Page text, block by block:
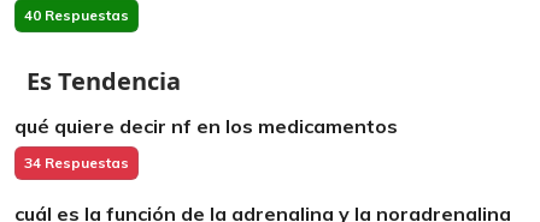
40 Respuestas
Es Tendencia
qué quiere decir nf en los medicamentos
34 Respuestas
cuál es la función de la adrenalina y la noradrenalina